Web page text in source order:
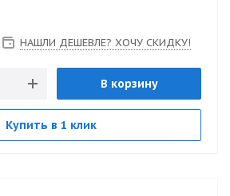
НАШЛИ ДЕШЕВЛЕ? ХОЧУ СКИДКУ!
В корзину
Купить в 1 клик